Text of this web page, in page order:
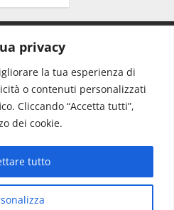
privacy
la tua esperienza di
o contenuti personalizzati
Cliccando “Accetta tutti”,
dei cookie.
tutto
la città EVENTI
Salute